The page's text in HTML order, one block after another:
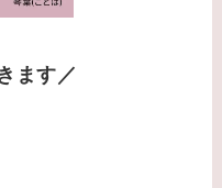
ます／